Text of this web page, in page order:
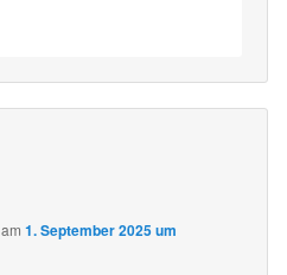
am1. September 2025 um